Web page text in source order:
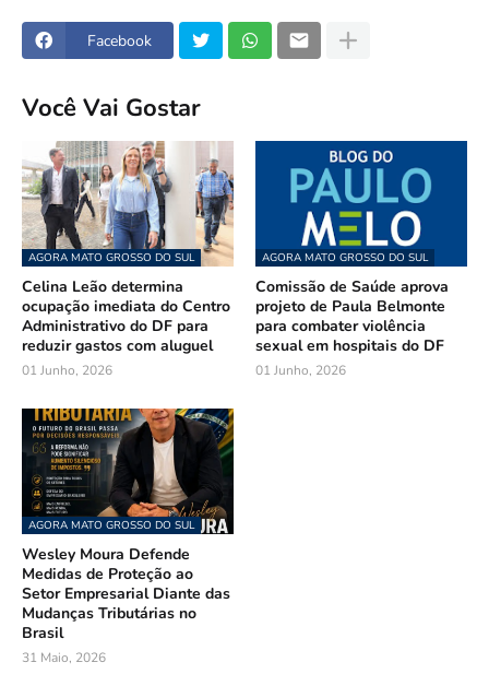
Facebook
Você Vai Gostar
AGORA MATO GROSSO DO SUL
Celina Leão determina
ocupação imediata do Centro
Administrativo do DF para
reduzir gastos com aluguel
01 Junho, 2026
AGORA MATO GROSSO DO SUL
Comissão de Saúde aprova
projeto de Paula Belmonte
para combater violência
sexual em hospitais do DF
01 Junho, 2026
AGORA MATO GROSSO DO SUL
Wesley Moura Defende
Medidas de Proteção ao
Setor Empresarial Diante das
Mudanças Tributárias no
Brasil
31 Maio, 2026